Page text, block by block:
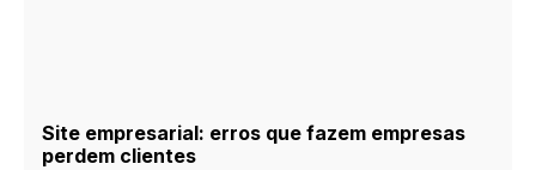
Site empresarial: erros que fazem empresas
perdem clientes